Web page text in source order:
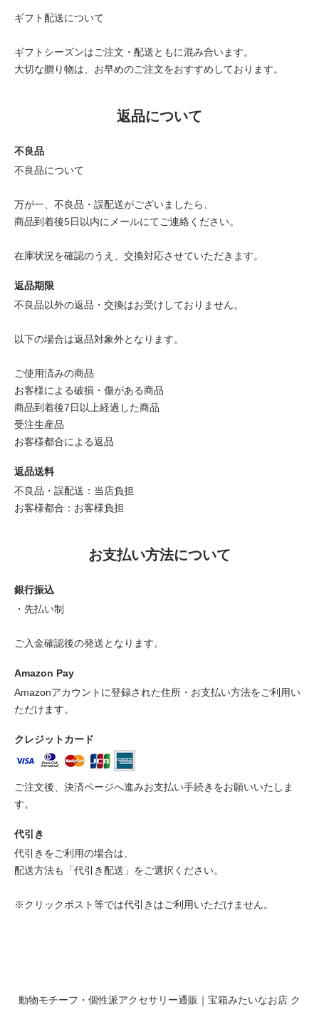
ギフト配送について
ギフトシーズンはご注文・配送ともに混み合います。
大切な贈り物は、お早めのご注文をおすすめしております。
返品について
不良品
不良品について
万が一、不良品・誤配送がございましたら、
商品到着後5日以内にメールにてご連絡ください。
在庫状況を確認のうえ、交換対応させていただきます。
返品期限
不良品以外の返品・交換はお受けしておりません。
以下の場合は返品対象外となります。
ご使用済みの商品
お客様による破損・傷がある商品
商品到着後7日以上経過した商品
受注生産品
お客様都合による返品
返品送料
不良品・誤配送：当店負担
お客様都合：お客様負担
お支払い方法について
銀行振込
・先払い制
ご入金確認後の発送となります。
Amazon Pay
Amazonアカウントに登録された住所・お支払い方法をご利用い
ただけます。
クレジットカード
ご注文後、決済ページへ進みお支払い手続きをお願いいたしま
す。
代引き
代引きをご利用の場合は、
配送方法も「代引き配送」をご選択ください。
※クリックポスト等では代引きはご利用いただけません。
動物モチーフ・個性派アクセサリー通販｜宝箱みたいなお店 ク